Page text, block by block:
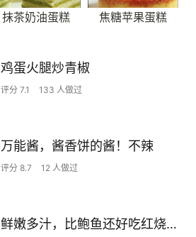
抹茶奶油蛋糕 焦糖苹果蛋糕
鸡蛋火腿炒青椒
评分 7.1 133 人做过
万能酱，酱香饼的酱！不辣
评分 8.7 12 人做过
鲜嫩多汁，比鲍鱼还好吃红烧香菇